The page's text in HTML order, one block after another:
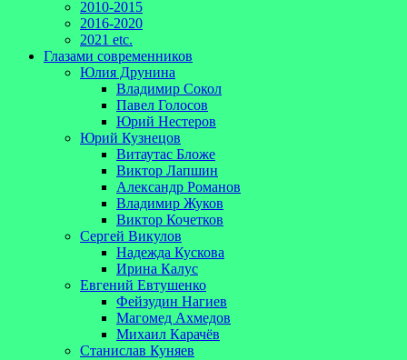
2010-2015
2016-2020
2021 etc.
Глазами современников
Юлия Друнина
Владимир Сокол
Павел Голосов
Юрий Нестеров
Юрий Кузнецов
Витаутас Бложе
Виктор Лапшин
Александр Романов
Владимир Жуков
Виктор Кочетков
Сергей Викулов
Надежда Кускова
Ирина Калус
Евгений Евтушенко
Фейзудин Нагиев
Магомед Ахмедов
Михаил Карачёв
Станислав Куняев